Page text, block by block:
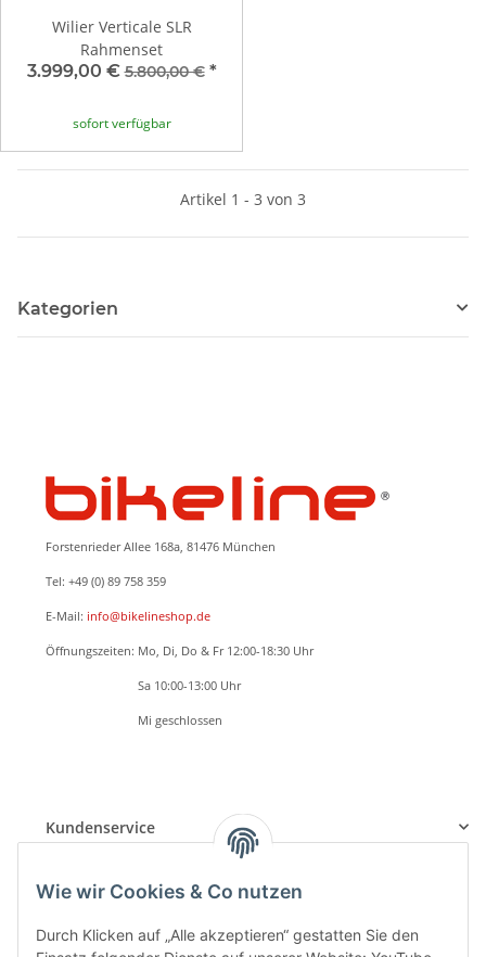
Wilier Verticale SLR
Rahmenset
3.999,00 €5.800,00 € *
sofort verfügbar
Artikel 1 - 3 von 3
Kategorien
Forstenrieder Allee 168a, 81476 München
Tel: +49 (0) 89 758 359
E-Mail: info@bikelineshop.de
Öffnungszeiten: Mo, Di, Do & Fr 12:00-18:30 Uhr
Sa 10:00-13:00 Uhr
Mi geschlossen
Kundenservice
Informationen
Wie wir Cookies & Co nutzen
Durch Klicken auf „Alle akzeptieren“ gestatten Sie den